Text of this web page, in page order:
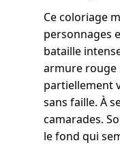
Ce coloriage
personnages
bataille
armure rouge
partiellement
sans faille. À
camarades.
le fond qui